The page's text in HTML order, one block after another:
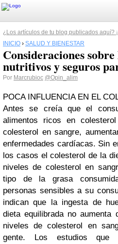
¿Los artículos de tu blog publicados aquí?
INICIO › SALUD Y BIENESTAR
Consideraciones sobre
nutritivos y seguros
Por Marcrubioc @Opin_alim
POCA INFLUENCIA EN EL
Antes se creía que el
alimentos ricos en
colesterol en sangre,
enfermedades cardíacas. Sin
los casos el colesterol de la
niveles de colesterol en
tipo de la grasa
personas sensibles a su
indican que la ingesta de
dieta equilibrada no aumenta
niveles de colesterol en
gente. Los estudios que